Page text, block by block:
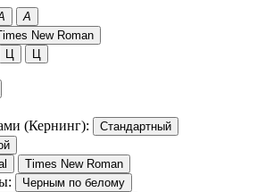
A
New Roman
Ц Ц
(Кернинг):
Стандартный
Times New Roman
Черным по белому